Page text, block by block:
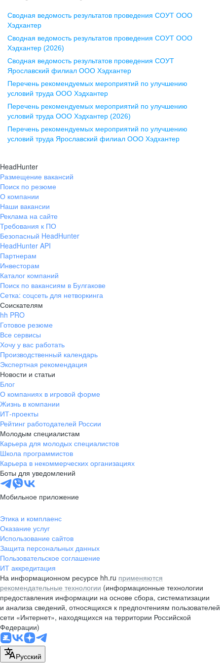
Воронеж
ул. Комиссаржевской, д. 10,
офис 1212
+7 473 280-05-05
pr@vrn.hh.ru
ул. Спартаковская, д. 2А, этаж 3,
помещение 15
+7 843 212-12-50
Екатеринбург
ул. Боевых Дружин, стр. 20,
+7 343 226-79-99
pr@ural.hh.ru
ул. Янковского, д. 169, 7 этаж,
706 каб.
+7 861 205-55-57
pr@krd.hh.ru
Владивосток
пер. Ланинский д. 4, офис 3.4
+7 423 202-33-28
pr@dv.hh.ru
Новосибирск
ул. Большевистская, д. 35,
помещение 21
+7 383 207-94-64
pr@nsk.hh.ru
Минск
пр-т Дзержинского, д. 57,
10 этаж, помещение 45-1
pr@rabota.by
Алматы
пр. Абая, д. 151, БЦ Алатау,
12 этаж, офис 1209
+7 727 232-13-13
pr@headhunter.com.kz
Сводная ведомость результатов проведения СОУТ ООО
Хэдхантер
Сводная ведомость результатов проведения СОУТ ООО
Хэдхантер (2026)
Сводная ведомость результатов проведения СОУТ
Ярославский филиал ООО Хэдхантер
Перечень рекомендуемых мероприятий по улучшению
условий труда ООО Хэдхантер
Перечень рекомендуемых мероприятий по улучшению
условий труда ООО Хэдхантер (2026)
Перечень рекомендуемых мероприятий по улучшению
условий труда Ярославский филиал ООО Хэдхантер
HeadHunter
Размещение вакансий
Поиск по резюме
О компании
Наши вакансии
Реклама на сайте
Требования к ПО
Безопасный HeadHunter
HeadHunter API
Партнерам
Инвесторам
Каталог компаний
Поиск по вакансиям в Булгакове
Сетка: соцсеть для нетворкинга
Соискателям
hh PRO
Готовое резюме
Все сервисы
Хочу у вас работать
Производственный календарь
Экспертная рекомендация
Новости и статьи
Блог
О компаниях в игровой форме
Жизнь в компании
ИТ-проекты
Рейтинг работодателей России
Молодым специалистам
Карьера для молодых специалистов
Школа программистов
Карьера в некоммерческих организациях
Боты для уведомлений
Мобильное приложение
Этика и комплаенс
Оказание услуг
Использование сайтов
Защита персональных данных
Пользовательское соглашение
ИТ аккредитация
На информационном ресурсе hh.ru применяются
рекомендательные технологии (информационные технологии
предоставления информации на основе сбора, систематизации
и анализа сведений, относящихся к предпочтениям пользователей
сети «Интернет», находящихся на территории Российской
Федерации)
Русский